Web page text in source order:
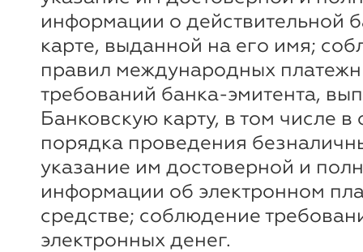
информации о действительной
карте, выданной на его имя;
правил международных
требований банка-эмитента,
Банковскую карту, в том числе
порядка проведения
указание им достоверной и
информации об электронном
средстве; соблюдение
электронных денег.